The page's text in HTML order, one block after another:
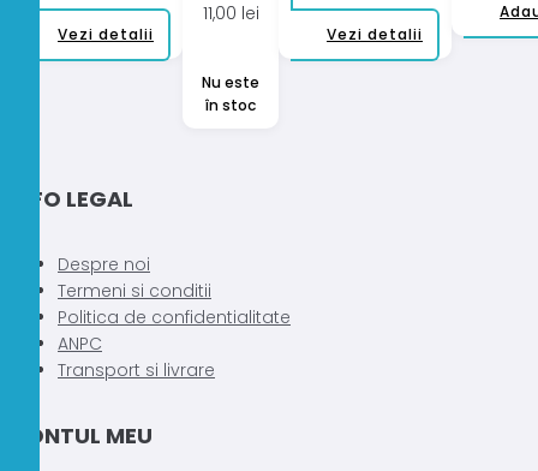
Vezi detalii
produs
în
pagina
11,00 lei
Nu este
în stoc
Vezi detalii
Acest
produs
INFO LEGAL
Despre noi
Termeni si conditii
Politica de confidentialitate
ANPC
Transport si livrare
CONTUL MEU